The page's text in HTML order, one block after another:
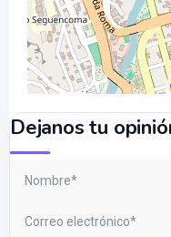
Dejanos tu